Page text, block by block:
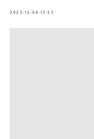
2023-12-06 13:53